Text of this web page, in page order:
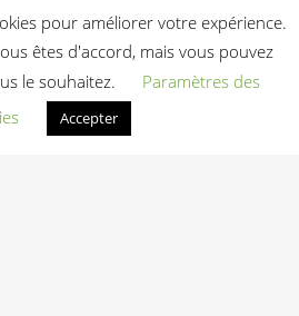
pour améliorer votre expérience.
êtes d'accord, mais vous pouvez
le souhaitez.
Paramètres des
Accepter